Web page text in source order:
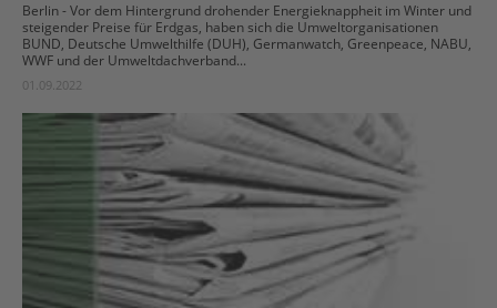
Berlin - Vor dem Hintergrund drohender Energieknappheit im Winter und
steigender Preise für Erdgas, haben sich die Umweltorganisationen
BUND, Deutsche Umwelthilfe (DUH), Germanwatch, Greenpeace, NABU,
WWF und der Umweltdachverband...
01.09.2022